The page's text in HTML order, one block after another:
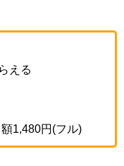
える
1,480円(フル)